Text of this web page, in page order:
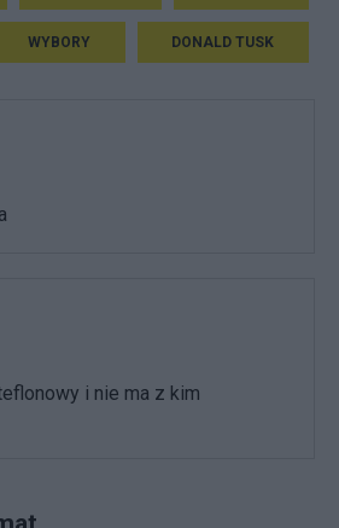
WYBORY DONALD TUSK
i nie ma z kim